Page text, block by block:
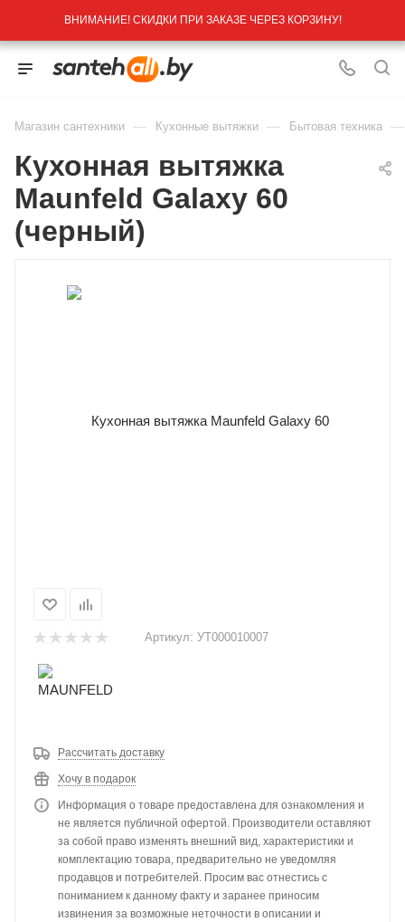
ВНИМАНИЕ! СКИДКИ ПРИ ЗАКАЗЕ ЧЕРЕЗ КОРЗИНУ!
Магазин сантехники — Кухонные вытяжки — Бытовая техника —
Кухонная вытяжка
Maunfeld Galaxy 60
(черный)
Артикул: УТ000010007
Рассчитать доставку
Хочу в подарок
Информация о товаре предоставлена для ознакомления и
не является публичной офертой. Производители оставляют
за собой право изменять внешний вид, характеристики и
комплектацию товара, предварительно не уведомляя
продавцов и потребителей. Просим вас отнестись с
пониманием к данному факту и заранее приносим
извинения за возможные неточности в описании и